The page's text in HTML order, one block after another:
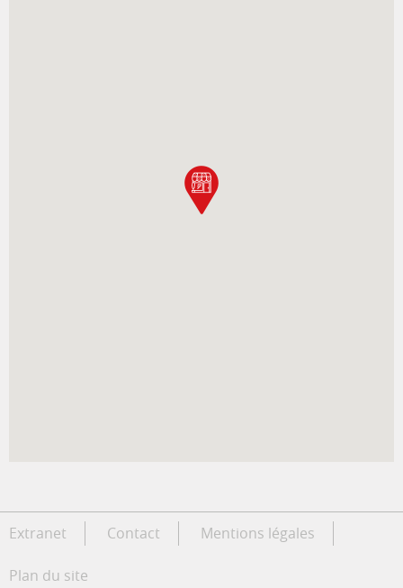
Extranet Contact Mentions légales
Plan du site